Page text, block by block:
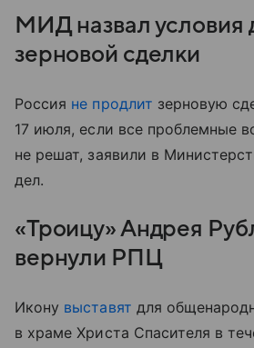
МИД назвал условия
зерновой сделки
Россия не продлит зерновую
17 июля, если все проблемные
не решат, заявили в
дел.
«Троицу» Андрея
вернули РПЦ
Икону выставят для
в храме Христа Спасителя в